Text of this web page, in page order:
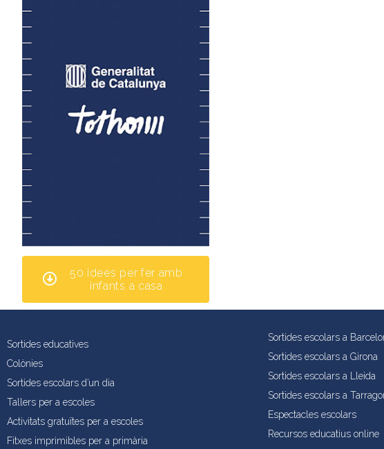
50 idees per fer amb
infants a casa
Sortides educatives
Colònies
Sortides escolars d’un dia
Tallers per a escoles
Activitats gratuïtes per a escoles
Fitxes imprimibles per a primària
Sortides escolars a
Sortides escolars a Girona
Sortides escolars a Lleida
Sortides escolars a
Espectacles escolars
Recursos educatius online